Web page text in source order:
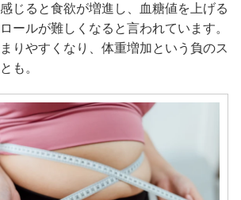
じると食欲が増進し、血糖値を上げる
ールが難しくなると言われています。
りやすくなり、体重増加という負のス
も。